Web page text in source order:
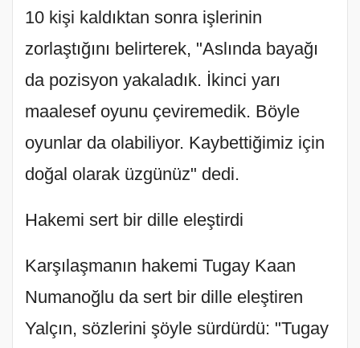
10 kişi kaldıktan sonra işlerinin
zorlaştığını belirterek, "Aslında bayağı
da pozisyon yakaladık. İkinci yarı
maalesef oyunu çeviremedik. Böyle
oyunlar da olabiliyor. Kaybettiğimiz için
doğal olarak üzgünüz" dedi.
Hakemi sert bir dille eleştirdi
Karşılaşmanın hakemi Tugay Kaan
Numanoğlu da sert bir dille eleştiren
Yalçın, sözlerini şöyle sürdürdü: "Tugay